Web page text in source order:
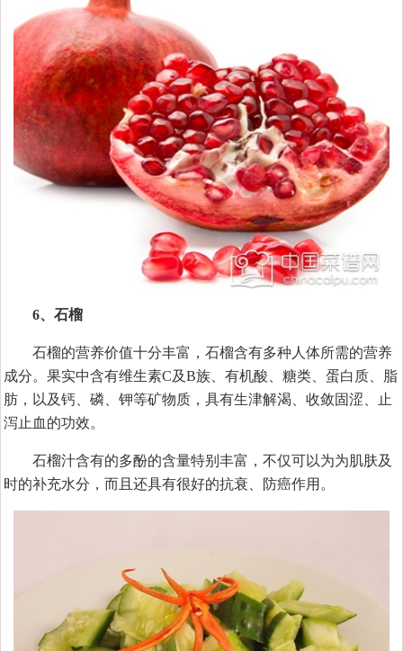
6、石榴
石榴的营养价值十分丰富，石榴含有多种人体所需的营养
成分。果实中含有维生素C及B族、有机酸、糖类、蛋白质、脂
肪，以及钙、磷、钾等矿物质，具有生津解渴、收敛固涩、止
泻止血的功效。
石榴汁含有的多酚的含量特别丰富，不仅可以为为肌肤及
时的补充水分，而且还具有很好的抗衰、防癌作用。